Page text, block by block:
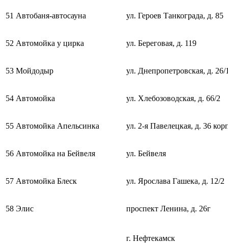
51 Автобаня-автосауна ул. Героев Танкограда, д. 85
52 Автомойка у цирка ул. Береговая, д. 119
53 Мойдодыр ул. Днепропетровская, д. 26/
54 Автомойка ул. Хлебозоводская, д. 66/2
55 Автомойка Апельсинка ул. 2-я Павелецкая, д. 36
56 Автомойка на Бейвеля ул. Бейвеля
57 Автомойка Блеск ул. Ярослава Гашека, д. 12/2
58 Элис проспект Ленина, д. 26г
г. Нефтекамск